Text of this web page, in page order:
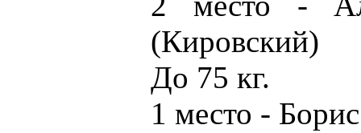
(Кировский)
До 75 кг.
1 место -